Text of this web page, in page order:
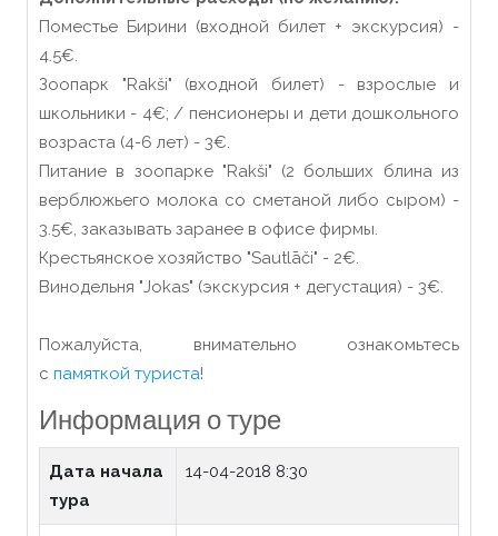
Поместье Бирини (входной билет + экскурсия) -
4.5€.
Зоопарк "Rakši" (входной билет) - взрослые и
школьники - 4€; / пенсионеры и дети дошкольного
возраста (4-6 лет) - 3€.
Питание в зоопарке "Rakši" (2 больших блина из
верблюжьего молока со сметаной либо сыром) -
3.5€, заказывать заранее в офисе фирмы.
Крестьянское хозяйство "Sautlāči" - 2€.
Винодельня "Jokas" (экскурсия + дегустация) - 3€.
Пожалуйста, внимательно ознакомьтесь
с памяткой туриста!
Информация о туре
Дата начала
тура
14-04-2018 8:30